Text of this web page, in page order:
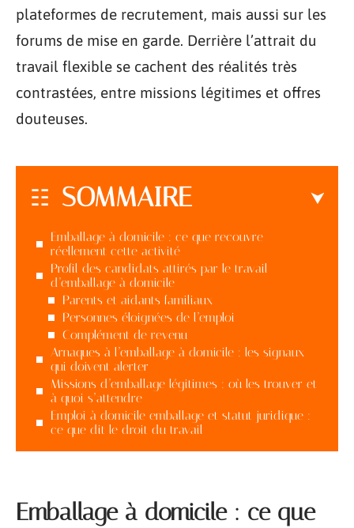
plateformes de recrutement, mais aussi sur les
forums de mise en garde. Derrière l’attrait du
travail flexible se cachent des réalités très
contrastées, entre missions légitimes et offres
douteuses.
SOMMAIRE
Emballage à domicile : ce que recouvre
réellement cette activité
Profil des candidats attirés par le travail
d’emballage à domicile
Parents et aidants familiaux
Personnes éloignées de l’emploi
Complément de revenu
Arnaques à l’emballage à domicile : les signaux
qui doivent alerter
Missions d’emballage légitimes : où les trouver et
à quoi s’attendre
Emploi à domicile emballage et statut juridique :
ce que dit le droit du travail
Emballage à domicile : ce que